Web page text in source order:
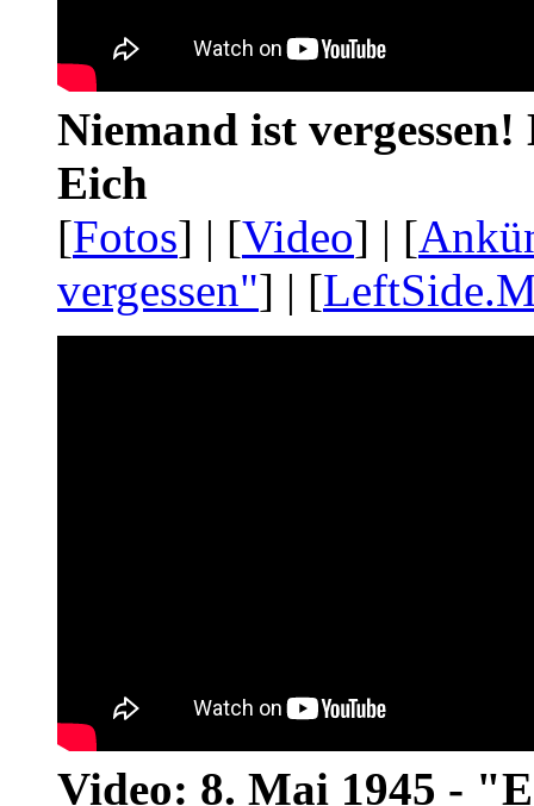
Niemand ist
Eich
[Fotos] | [Video] | [
vergessen"] | [
Video: 8. Mai 1945 -